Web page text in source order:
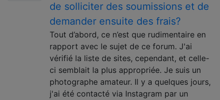
de solliciter des soumissions et de
demander ensuite des frais?
Tout d’abord, ce n’est que rudimentaire en
rapport avec le sujet de ce forum. J'ai
vérifié la liste de sites, cependant, et celle-
ci semblait la plus appropriée. Je suis un
photographe amateur. Il y a quelques jours,
j'ai été contacté via Instagram par un